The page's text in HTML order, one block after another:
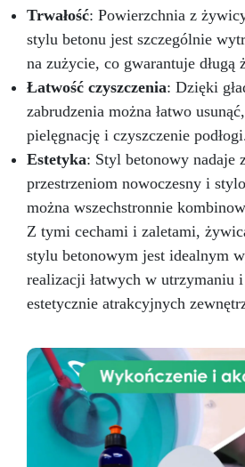
Trwałość: Powierzchnia z
stylu betonu jest szczególnie
na zużycie, co gwarantuje długą
Łatwość czyszczenia: Dzięki
zabrudzenia można łatwo
pielęgnację i czyszczenie
Estetyka: Styl betonowy nadaje
przestrzeniom nowoczesny i
można wszechstronnie
Z tymi cechami i zaletami,
stylu betonowym jest idealnym
realizacji łatwych w utrzymaniu
estetycznie atrakcyjnych